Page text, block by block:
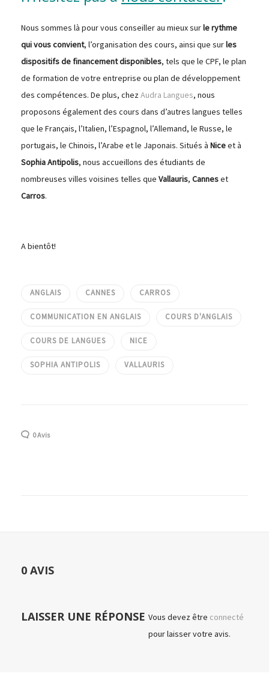
Nous sommes là pour vous conseiller au mieux surle rythme
qui vous convient, l’organisation des cours, ainsi que surles
dispositifs de financement disponibles, tels que le CPF, le plan
de formation de votre entreprise ou plan de développement
des compétences. De plus, chez Audra Langues, nous
proposons également des cours dans d’autres langues telles
que le Français, l’Italien, l’Espagnol, l’Allemand, le Russe, le
portugais, le Chinois, l’Arabe et le Japonais. Situés à Niceet à
Sophia Antipolis, nous accueillons des étudiants de
nombreuses villes voisines telles que Vallauris, Canneset
Carros.
A bientôt!
ANGLAIS CANNES CARROS
COMMUNICATION EN ANGLAIS COURS D'ANGLAIS
COURS DE LANGUES NICE
SOPHIA ANTIPOLIS VALLAURIS
0 Avis
0 AVIS
LAISSER UNE RÉPONSE Vous devez être connecté
pour laisser votre avis.